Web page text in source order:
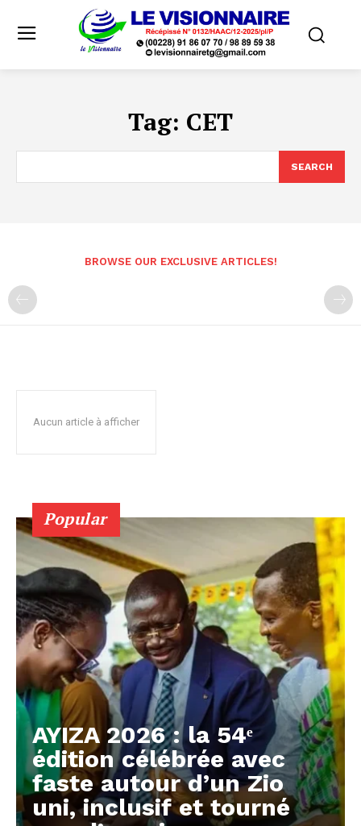
Tag: CET
SEARCH
BROWSE OUR EXCLUSIVE ARTICLES!
Aucun article à afficher
Popular
AYIZA 2026 : la 54ᵉ
édition célébrée avec
faste autour d’un Zio
uni, inclusif et tourné